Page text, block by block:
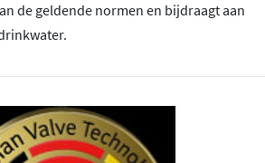
de geldende normen en bijdraagt aan